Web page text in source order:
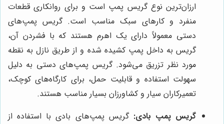
ارزان‌ترین نوع گریس پمپ است و برای روانکاری قطعات
منفرد و کارهای سبک مناسب است. گریس پمپ‌های
دستی معمولاً دارای یک اهرم هستند که با فشردن آن،
گریس به داخل پمپ کشیده شده و از طریق نازل به نقطه
مورد نظر تزریق می‌شود. گریس پمپ‌های دستی به دلیل
سهولت استفاده و قابلیت حمل، برای کارگاه‌های کوچک،
تعمیرکاران سیار و کشاورزان بسیار مناسب هستند.
گریس پمپ بادی: گریس پمپ‌های بادی با استفاده از